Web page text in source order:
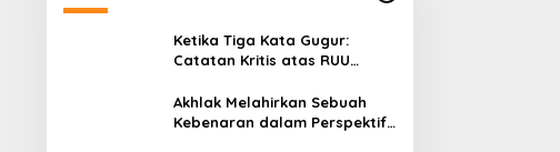
Ketika Tiga Kata Gugur:
Catatan Kritis atas RUU
Falsafah Hidup
Akhlak Melahirkan Sebuah
Kebenaran dalam Perspektif